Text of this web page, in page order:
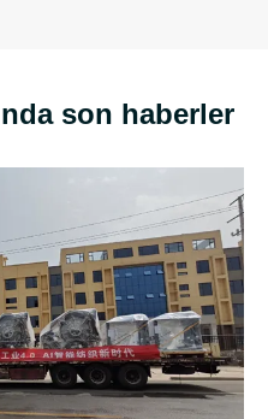
son haberler